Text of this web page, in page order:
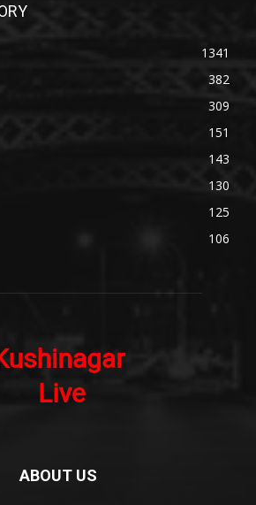
1341
382
309
151
143
130
125
106
ABOUT US